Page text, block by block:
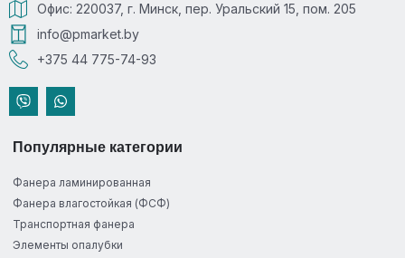
Офис: 220037, г. Минск, пер. Уральский 15, пом. 205
info@pmarket.by
+375 44 775-74-93
Популярные категории
Фанера ламинированная
Фанера влагостойкая (ФСФ)
Транспортная фанера
Элементы опалубки